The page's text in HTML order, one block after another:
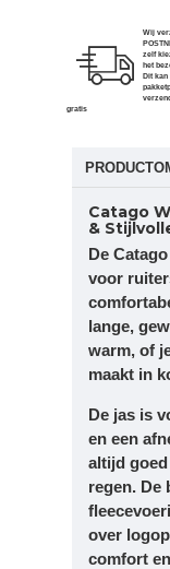
Wij
zelf
het
Dit
gratis
Catago
&
De
voor
lange,
warm, of
maakt in
De jas is
en een
altijd
regen. De
over
comfort